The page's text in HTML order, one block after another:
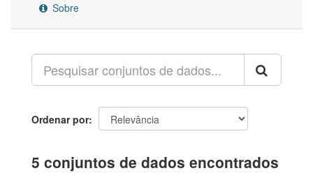
Sobre
Ordenar por
5 conjuntos de dados encontrados